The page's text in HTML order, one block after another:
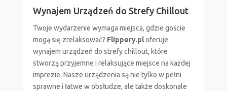
Wynajem Urządzeń do Strefy Chillout
Twoje wydarzenie wymaga miejsca, gdzie goście
mogą się zrelaksować? Flippery.ploferuje
wynajem urządzeń do strefy chillout, które
stworzą przyjemne i relaksujące miejsce na każdej
imprezie. Nasze urządzenia są nie tylko w pełni
sprawne i łatwe w obsłudze, ale także doskonale